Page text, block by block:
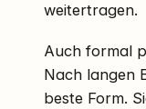
weitertragen.
Auch formal
Nach langen
beste Form.